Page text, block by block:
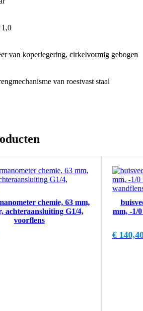
1,0
van koperlegering, cirkelvormig gebogen
van roestvast staal
chemie, 63 mm,
achteraansluiting G1/4,
voorflens
mm, -1/
€